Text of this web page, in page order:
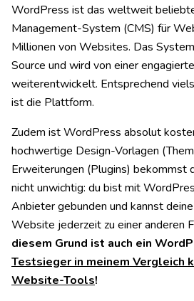
WordPress ist das weltweit
Management-System (CMS) für
Millionen von Websites. Das
Source und wird von einer
weiterentwickelt. Entsprechend
ist die Plattform.
Zudem ist WordPress absolut
hochwertige Design-Vorlagen
Erweiterungen (Plugins) bekommst
nicht unwichtig: du bist mit
Anbieter gebunden und kannst
Website jederzeit zu einer anderen
diesem Grund ist auch ein
Testsieger in meinem Vergleich
Website-Tools!